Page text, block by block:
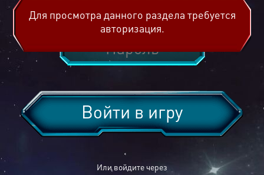
Или войдите через
Войти в игру
Для просмотра данного раздела требуется
авторизация.